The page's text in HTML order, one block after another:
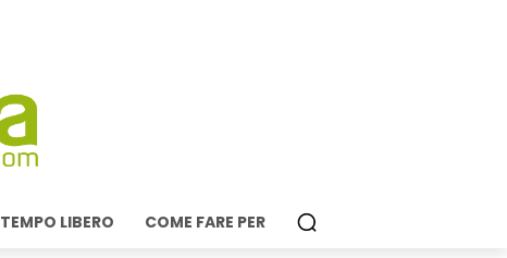
TEMPO LIBERO COME FARE PER